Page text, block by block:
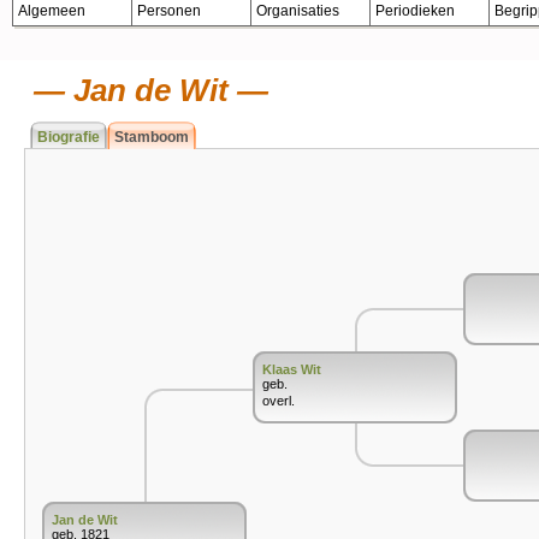
Algemeen Personen Organisaties Periodieken
Jan de Wit
Biografie Stamboom
Jan de Wit
geb. 1821
Klaas Wit
geb.
overl.